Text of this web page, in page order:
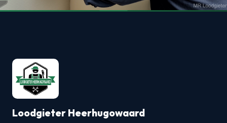
Loodgieter Heerhugowaard